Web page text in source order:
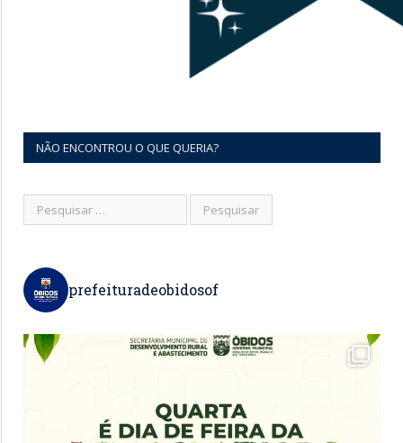
NÃO ENCONTROU O QUE QUERIA?
prefeituradeobidosof